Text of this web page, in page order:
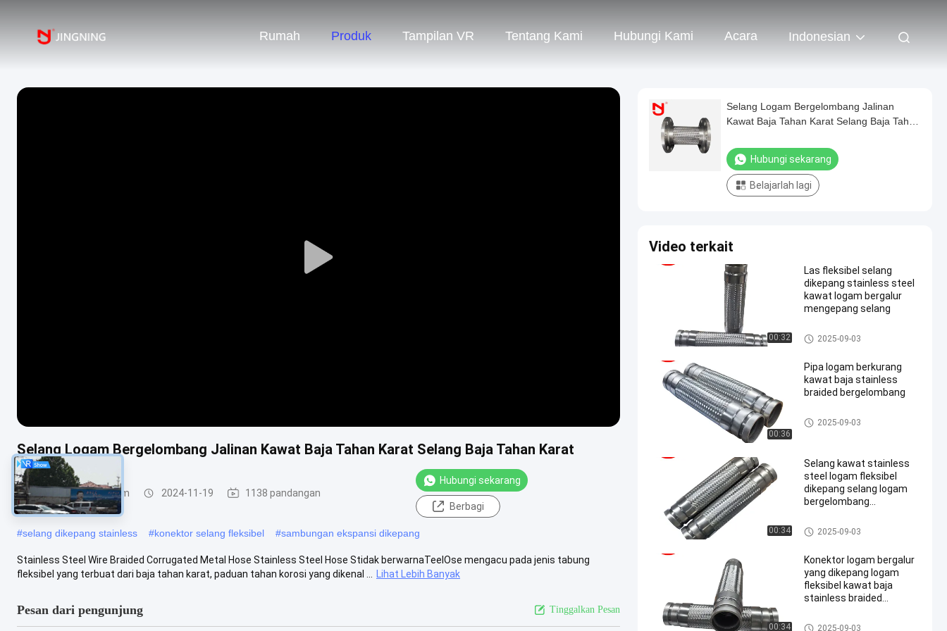
Rumah Produk Tampilan VR Tentang Kami Hubungi Kami Acara Indonesian
Play
Selang Logam Bergelombang Jalinan Kawat Baja Tahan Karat Selang Baja Tahan Karat
Selang Jalinan Logam 2024-11-19 1138 pandangan
Hubungi sekarang
Berbagi
#selang dikepang stainless #konektor selang fleksibel #sambungan ekspansi dikepang
Stainless Steel Wire Braided Corrugated Metal Hose Stainless Steel Hose Stidak berwarnaTeelOse mengacu pada jenis tabung
fleksibel yang terbuat dari baja tahan karat, paduan tahan korosi yang dikenal ...
Lihat Lebih Banyak
Pesan dari pengunjung Tinggalkan Pesan
Selang Logam Bergelombang Jalinan
Kawat Baja Tahan Karat Selang Baja Tahan
Hubungi sekarang
Belajarlah lagi
Video terkait
00:32
Las fleksibel selang
dikepang stainless steel
kawat logam bergalur
mengepang selang
Selang Jalinan Logam
2025-09-03
00:36
Pipa logam berkurang
kawat baja stainless
braided bergelombang
Selang Jalinan Logam
2025-09-03
00:34
Selang kawat stainless
steel logam fleksibel
dikepang selang logam
bergelombang
Selang Jalinan Logam
2025-09-03
00:34
Konektor logam bergalur
yang dikepang logam
fleksibel kawat baja
stainless braided
Selang Jalinan Logam
2025-09-03